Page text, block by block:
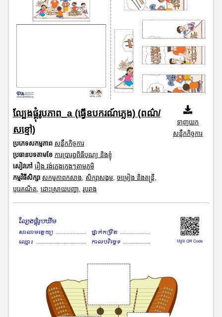
ល្បែងផ្គុំរូបភាព_a (ធ្វើឧបករណ៍ភ្លេង) (ពណ៌/
សខ្មៅ)
ប្រភេទសកម្មភាព សន្លឹកកិច្ចការ
ប្រធានបទតាមខែ ការប្រារព្ធពិធីបុណ្យ និងខ្ញុំ
សៀវភៅ រឿង វង់ភ្លេងក្មេងៗតាមភូមិ
កម្មវិធីសិក្សា សកម្មភាពកសាង, សិក្សាសង្គម, ចម្រៀង និងតន្ត្រី,
បុរេគណិត, ដោះស្រាយបញ្ហា, រូបរាង
ទាញយក
សន្លឹកកិច្ចការ